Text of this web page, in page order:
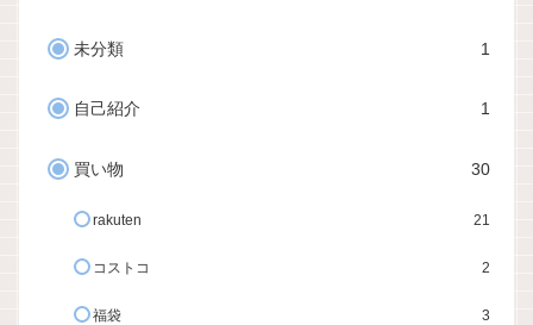
未分類 1
自己紹介 1
買い物 30
rakuten 21
コストコ 2
福袋 3